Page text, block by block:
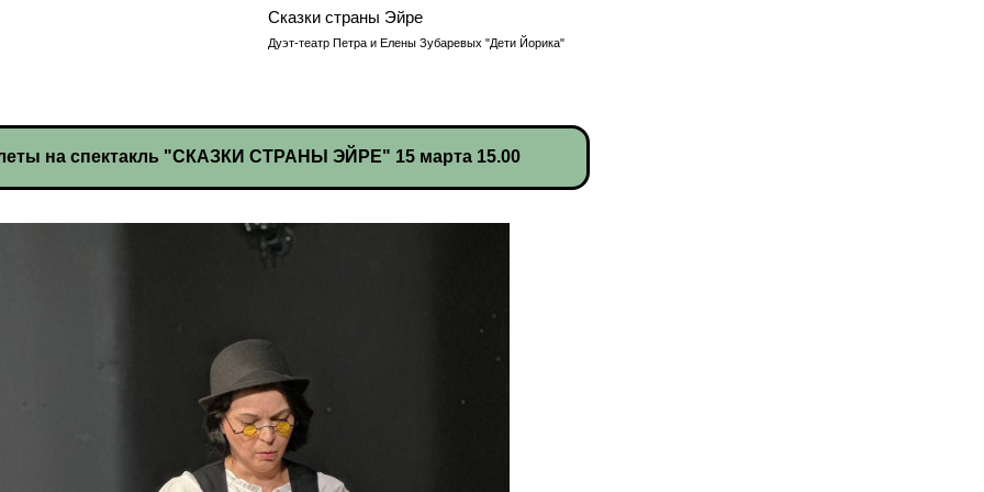
Сказки страны Эйре
Дуэт-театр Петра и Елены Зубаревых "Дети Йорика"
на спектакль "СКАЗКИ СТРАНЫ ЭЙРЕ" 15 марта 15.00